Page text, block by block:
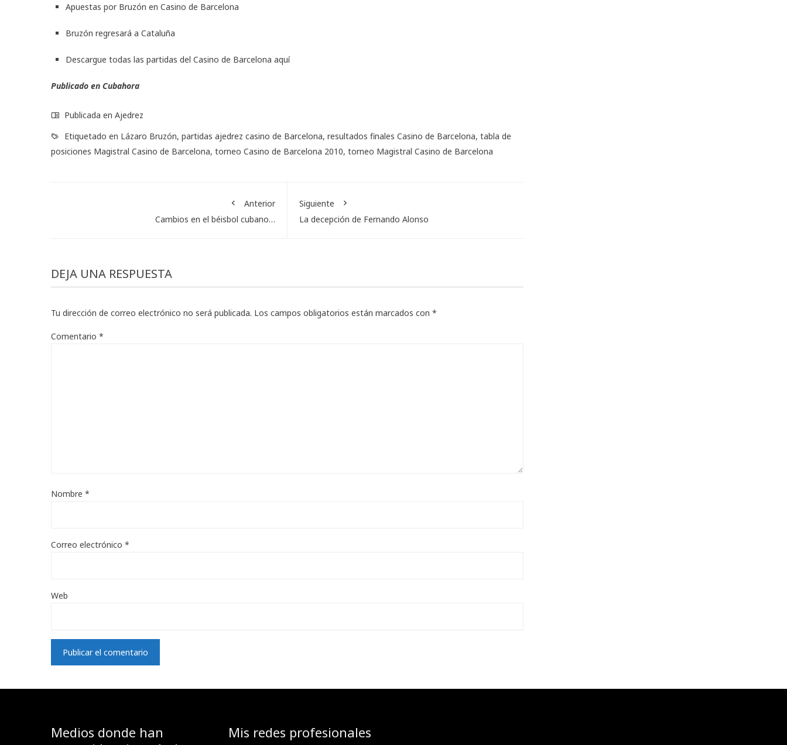
Apuestas por Bruzón en Casino de Barcelona
Bruzón regresará a Cataluña
Descargue todas las partidas del Casino de Barcelona aquí
Publicado en Cubahora
Publicada en Ajedrez
Etiquetado en Lázaro Bruzón, partidas ajedrez casino de Barcelona, resultados finales Casino de Barcelona, tabla de
posiciones Magistral Casino de Barcelona, torneo Casino de Barcelona 2010, torneo Magistral Casino de Barcelona
Anterior
Cambios en el béisbol cubano…
Siguiente
La decepción de Fernando Alonso
DEJA UNA RESPUESTA
Tu dirección de correo electrónico no será publicada. Los campos obligatorios están marcados con *
Comentario *
Nombre *
Correo electrónico *
Web
Medios donde han
Mis redes profesionales